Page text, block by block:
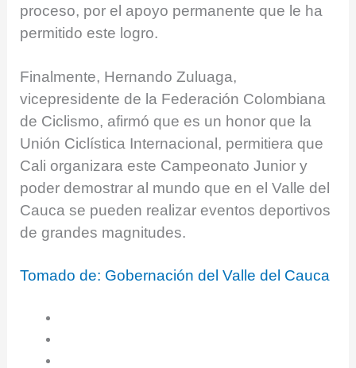
proceso, por el apoyo permanente que le ha
permitido este logro.
Finalmente, Hernando Zuluaga,
vicepresidente de la Federación Colombiana
de Ciclismo, afirmó que es un honor que la
Unión Ciclística Internacional, permitiera que
Cali organizara este Campeonato Junior y
poder demostrar al mundo que en el Valle del
Cauca se pueden realizar eventos deportivos
de grandes magnitudes.
Tomado de: Gobernación del Valle del Cauca